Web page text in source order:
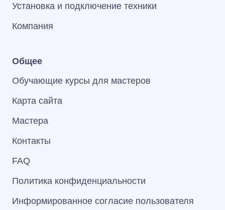
Установка и подключение техники
Компания
Общее
Обучающие курсы для мастеров
Карта сайта
Мастера
Контакты
FAQ
Политика конфиденциальности
Информированное согласие пользователя